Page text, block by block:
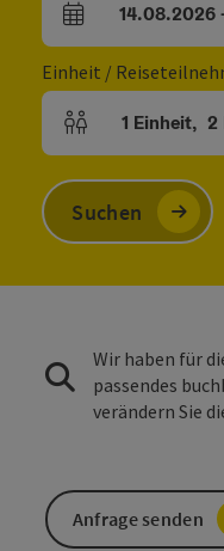
An- und Abreisefelder
14.08.2026
Einheit /
Einheitenanzahl
1 Einheit, 2
Suchen
Wir haben für
passendes
verändern Sie
Anfrage senden